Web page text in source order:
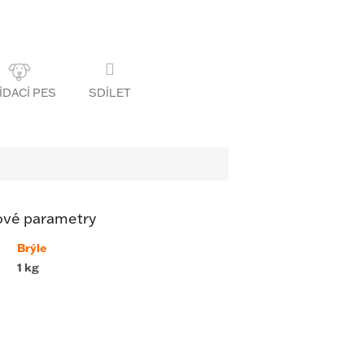
SDÍLET
parametry
Brýle
1 kg